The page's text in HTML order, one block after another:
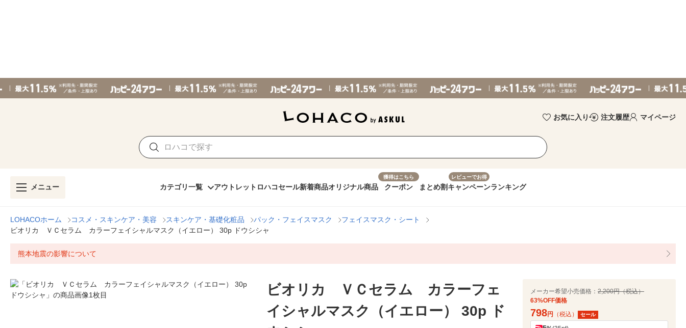
お気に入り 注文履歴 マイページ
メニュー カテゴリ一覧 アウトレット ロハコセール新着商品オリジナル商品
獲得はこちら
クーポン まとめ割
レビューでお得
キャンペーンランキング
LOHACOホーム コスメ・スキンケア・美容 スキンケア・基礎化粧品 パック・フェイスマスク
フェイスマスク・シート
ビオリカ ＶＣセラム カラーフェイシャルマスク（イエロー） 30p ドウシシャ
熊本地震の影響について
ビオリカ ＶＣセラム カラーフェ
イシャルマスク（イエロー） 30p ド
メーカー希望小売価格： 2,200円（税込）
63%OFF価格
798円 （税込） セール